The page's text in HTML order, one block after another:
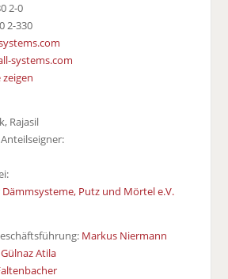
2-0
2-330
systems.com
Rajasil
Putz und Mörtel e.V.
Markus Niermann
Gülnaz Atila